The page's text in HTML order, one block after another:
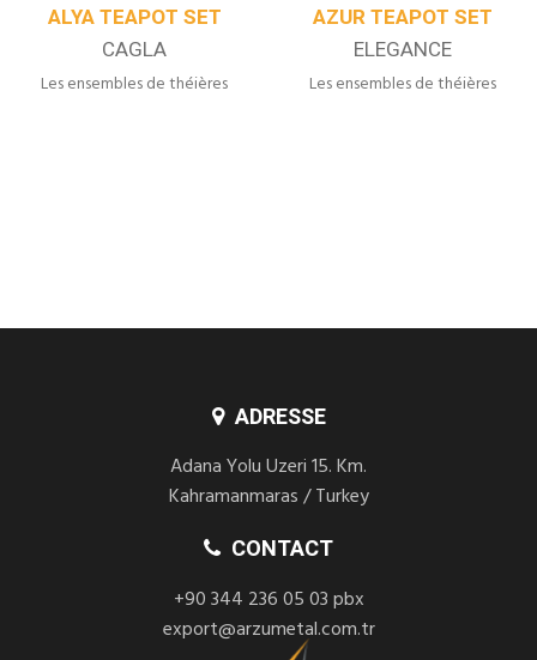
ALYA TEAPOT SET
CAGLA
Les ensembles de théières
AZUR TEAPOT SET
ELEGANCE
Les ensembles de théières
ADRESSE
Adana Yolu Uzeri 15. Km.
Kahramanmaras / Turkey
CONTACT
+90 344 236 05 03 pbx
export@arzumetal.com.tr